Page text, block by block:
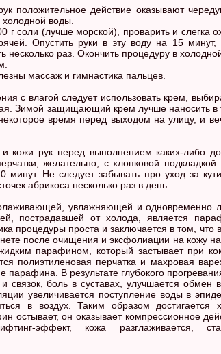
положительное действие оказывают
холодной воды.
г соли (лучше морской), проварить и слегка
Опустить руки в эту воду на 15 минут,
несколько раз. Окончить процедуру в
массаж и гимнастика пальцев.
с влагой следует использовать крем,
Зимой защищающий крем лучше наносить в
время перед выходом на улицу, и
кожи рук перед выполнением каких-либо
желательно, с хлопковой
минут. Не следует забывать про уход за
абрикоса несколько раз в день.
увлажняющей и одновременно
пострадавшей от холода, является
процедуры проста и заключается в том, что
после очищения и эксфолиации на кожу
парафином, который застывает при
полиэтиленовая перчатка и махровая
парафина. В результате глубокого
боль в суставах, улучшается обмен
увеличивается поступление воды в
в воздух. Таким образом достигается
остывает, он оказывает компрессионное
эффект, кожа разглаживается,